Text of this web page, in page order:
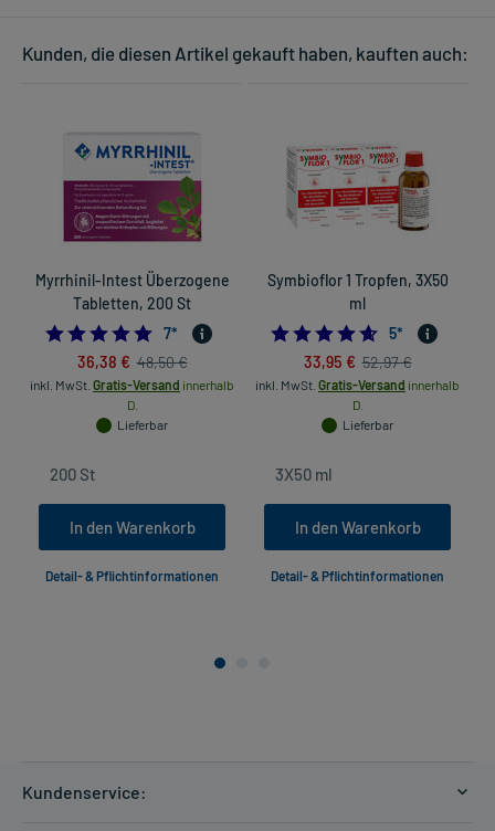
Kunden, die diesen Artikel gekauft haben, kauften auch:
Myrrhinil-Intest Überzogene
Tabletten, 200 St
4.714285714285714
7*
36,38 € 48,50 €
inkl. MwSt. Gratis-Versand innerhalb
D.
Lieferbar
In den Warenkorb
Detail- & Pflichtinformationen
Symbioflor 1 Tropfen, 3X50
ml
4.6
5*
33,95 € 52,97 €
inkl. MwSt. Gratis-Versand innerhalb
D.
Lieferbar
In den Warenkorb
Detail- & Pflichtinformationen
Kundenservice: